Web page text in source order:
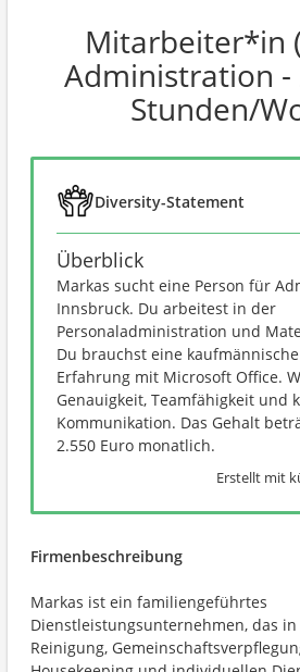
Mitarbeiter*in
Administration -
Stunden/
Diversity-Statement
Überblick
Markas sucht eine Person für
Innsbruck. Du arbeitest in der
Personaladministration und
Du brauchst eine
Erfahrung mit Microsoft Office.
Genauigkeit, Teamfähigkeit und
Kommunikation. Das Gehalt
2.550 Euro monatlich.
Erstellt mit
Firmenbeschreibung
Markas ist ein familiengeführtes
Dienstleistungsunternehmen, das
Reinigung,